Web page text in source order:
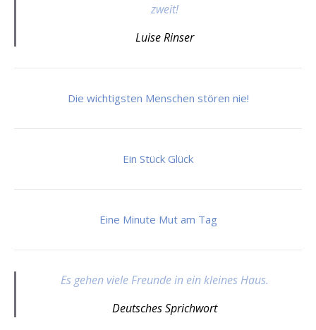
zweit!
Luise Rinser
Die wichtigsten Menschen stören nie!
Ein Stück Glück
Eine Minute Mut am Tag
Es gehen viele Freunde in ein kleines Haus.
Deutsches Sprichwort